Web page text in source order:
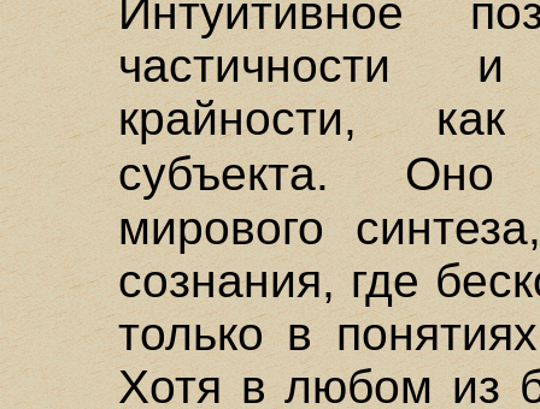
Интуитивное
частичности
крайности,
субъекта.
мирового
сознания, где
только в
Хотя в любом из